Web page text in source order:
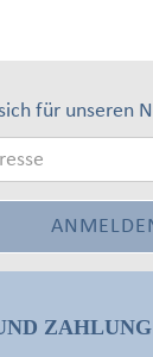
für unseren
ZAHLUNG